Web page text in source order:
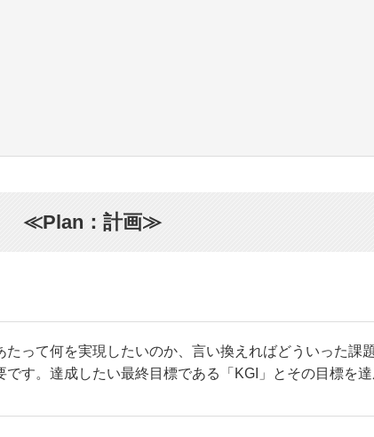
≪Plan：計画≫
って何を実現したいのか、言い換えればどういった課
す。達成したい最終目標である「KGI」とその目標を